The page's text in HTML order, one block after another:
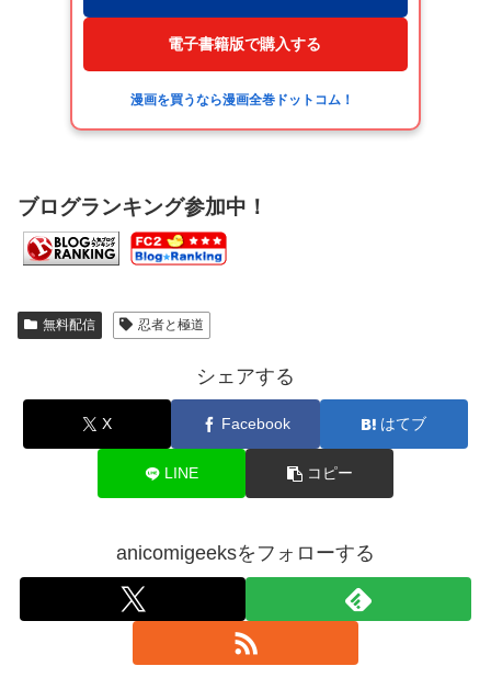
電子書籍版で購入する
漫画を買うなら漫画全巻ドットコム！
ブログランキング参加中！
無料配信 忍者と極道
シェアする
X Facebook はてブ
LINE コピー
anicomigeeksをフォローする